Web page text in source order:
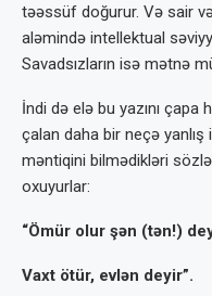
təəssüf doğurur. Və sair və
aləmində intel­lektual
Savadsızların isə mətnə
İndi də elə bu yazını çapa
çalan daha bir neçə yanlış
məntiqini bilmədikləri
oxuyurlar:
“Ömür olur şən (tən!)
Vaxt ötür, evlən deyir”.